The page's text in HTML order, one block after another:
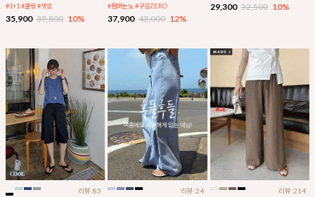
#1+1 #쿨링 #셋업
35,900 39,800 10%
#썸머논노 #구김ZERO
37,900 43,000 12%
29,300 32,500 10%
리뷰:83
리뷰:24
리뷰:214